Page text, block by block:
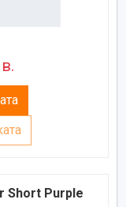
Short Purple